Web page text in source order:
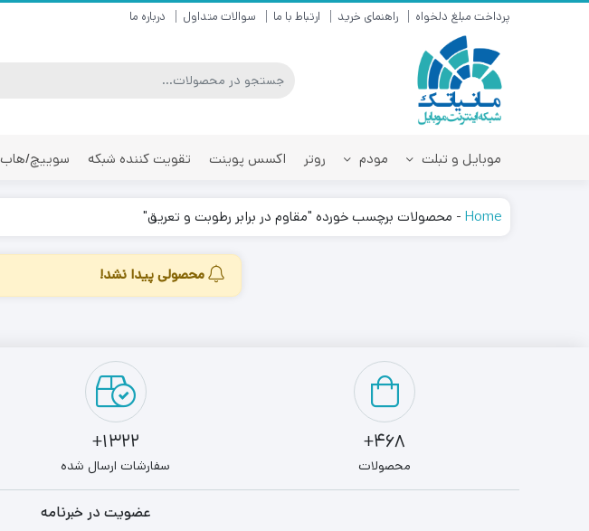
پرداخت مبلغ دلخواه راهنمای خرید ارتباط با ما سوالات متداول درباره ما
موبایل و تبلت مودم روتر اکسس پوینت تقویت کننده شبکه سوییچ/هاب
Home
- محصولات برچسب خورده "مقاوم در برابر رطوبت و تعریق"
محصولی پیدا نشد!
468+
محصولات
1322+
سفارشات ارسال شده
عضویت در خبرنامه